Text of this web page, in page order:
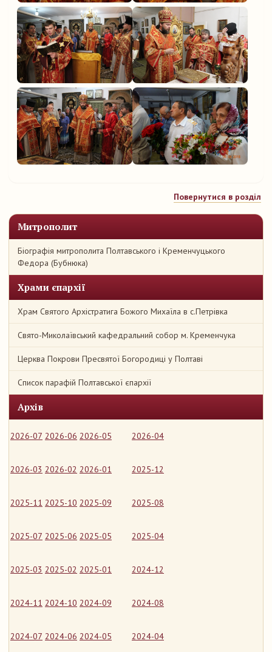
Митрополит
Біографія митрополита Полтавського і Кременчуцького
Федора (Бубнюка)
Храми єпархії
Храм Святого Архістратига Божого Михаїла в с.Петрівка
Свято-Миколаївський кафедральний собор м. Кременчука
Церква Покрови Пресвятої Богородиці у Полтаві
Список парафій Полтавської єпархії
Архів
2026-07 2026-06 2026-05 2026-04
2026-03 2026-02 2026-01 2025-12
2025-11 2025-10 2025-09 2025-08
2025-07 2025-06 2025-05 2025-04
2025-03 2025-02 2025-01 2024-12
2024-11 2024-10 2024-09 2024-08
2024-07 2024-06 2024-05 2024-04
Повернутися в розділ